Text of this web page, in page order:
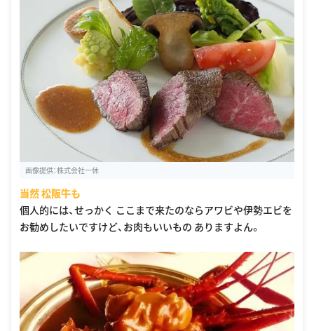
画像提供：株式会社一休
当然 松阪牛も
個人的には、せっかく ここまで来たのならアワビや伊勢エビを
お勧めしたいですけど、お肉もいいもの ありますよん。